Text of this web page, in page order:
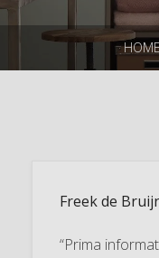
Freek de
“Prima